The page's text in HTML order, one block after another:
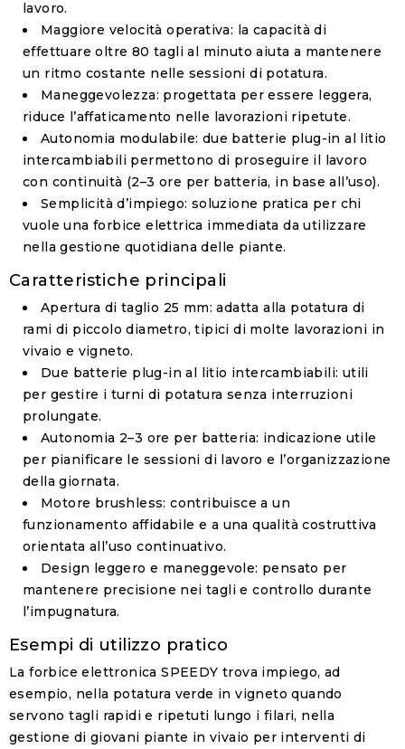
lavoro.
Maggiore velocità operativa: la capacità di
effettuare oltre 80 tagli al minuto aiuta a mantenere
un ritmo costante nelle sessioni di potatura.
Maneggevolezza: progettata per essere leggera,
riduce l’affaticamento nelle lavorazioni ripetute.
Autonomia modulabile: due batterie plug-in al litio
intercambiabili permettono di proseguire il lavoro
con continuità (2–3 ore per batteria, in base all’uso).
Semplicità d’impiego: soluzione pratica per chi
vuole una forbice elettrica immediata da utilizzare
nella gestione quotidiana delle piante.
Caratteristiche principali
Apertura di taglio 25 mm: adatta alla potatura di
rami di piccolo diametro, tipici di molte lavorazioni in
vivaio e vigneto.
Due batterie plug-in al litio intercambiabili: utili
per gestire i turni di potatura senza interruzioni
prolungate.
Autonomia 2–3 ore per batteria: indicazione utile
per pianificare le sessioni di lavoro e l’organizzazione
della giornata.
Motore brushless: contribuisce a un
funzionamento affidabile e a una qualità costruttiva
orientata all’uso continuativo.
Design leggero e maneggevole: pensato per
mantenere precisione nei tagli e controllo durante
l’impugnatura.
Esempi di utilizzo pratico
La forbice elettronica SPEEDY trova impiego, ad
esempio, nella potatura verde in vigneto quando
servono tagli rapidi e ripetuti lungo i filari, nella
gestione di giovani piante in vivaio per interventi di